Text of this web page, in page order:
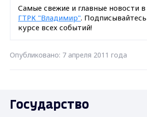
Самые свежие и главные новости
ГТРК "Владимир".
курсе всех событий!
Опубликовано: 7 апреля 2011 года
Государство